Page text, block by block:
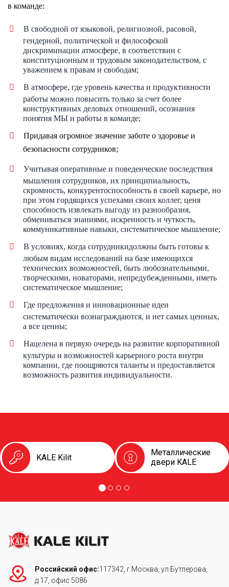
в команде:
В свободной от языковой, религиозной, расовой,
гендерной, политической и философской
дискриминации атмосфере, в соответствии с
конституционным и трудовым законодательством, с
уважением к правам и свободам;
В атмосфере, где уровень качества и продуктивности
работы можно повысить только за счет более
конструктивных деловых отношений, осознания
понятия МЫ и работы в команде;
Придавая огромное значение заботе о здоровье и
безопасности сотрудников;
Учитывая оперативные и поведенческие последствия
мышления сотрудников, их принципиальность,
скромность, конкурентоспособность в своей карьере, но
при этом гордящихся успехами своих коллег, ценя
способность извлекать выгоду из разнообразия,
обмениваться знаниями, искренность и чуткость,
коммуникативные навыки, систематическое мышление;
В условиях, когда сотрудникидолжны быть готовы к
любым видам исследований на базе имеющихся
технических возможностей, быть любознательными,
творческими, новаторами, непредубежденными, иметь
систематическое мышление;
Где предложения и инновационные идеи
систематически вознаграждаются, и нет самых ценных,
а все ценны;
Нацелена в первую очередь на развитие корпоративной
культуры и возможностей карьерного роста внутри
компании, где поощряются таланты и предоставляется
возможность развития индивидуальности.
KALE Kilit
Металлические
двери KALE
Российский офис:117342, г.Москва, ул.Бутлерова,
д.17, офис 5086